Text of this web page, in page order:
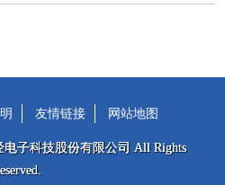
友情链接 网站地图
子科技股份有限公司 All Rights